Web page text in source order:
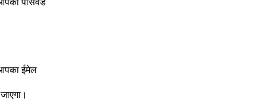
पासवर्ड
ईमेल